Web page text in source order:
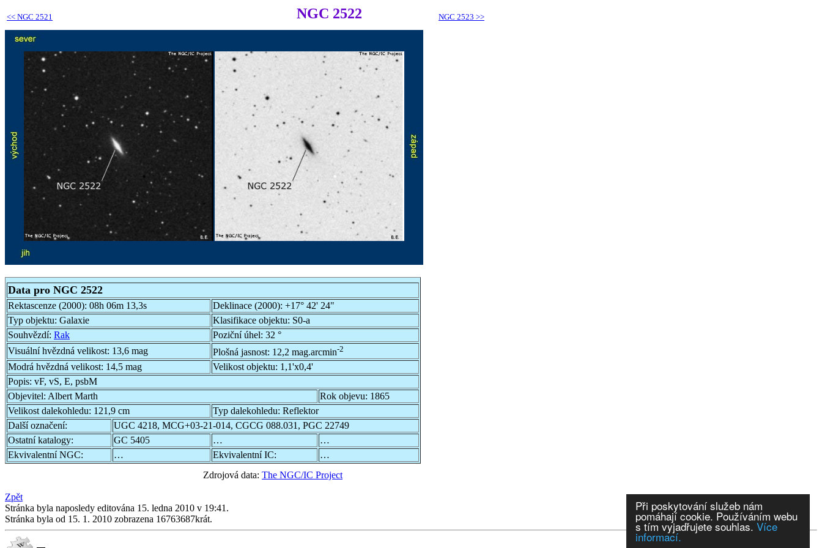
Při poskytování služeb nám
pomáhají cookie. Používáním webu
s tím vyjadřujete souhlas. Více
informací.
<< NGC 2521 NGC 2522 NGC 2523 >>
Data pro NGC 2522
Rektascenze (2000): 08h 06m 13,3s Deklinace (2000): +17° 42' 24"
Typ objektu: Galaxie Klasifikace objektu: S0-a
Souhvězdí: Rak Poziční úhel: 32 °
Visuální hvězdná velikost: 13,6 mag Plošná jasnost: 12,2 mag.arcmin-2
Modrá hvězdná velikost: 14,5 mag Velikost objektu: 1,1'x0,4'
Popis: vF, vS, E, psbM
Objevitel: Albert Marth Rok objevu: 1865
Velikost dalekohledu: 121,9 cm Typ dalekohledu: Reflektor
Další označení:
UGC 4218, MCG+03-21-014, CGCG 088.031, PGC 22749
Ostatní katalogy:
GC 5405 …
…
Ekvivalentní NGC:
… Ekvivalentní IC:
…
Zdrojová data: The NGC/IC Project
Zpět
Stránka byla naposledy editována 15. ledna 2010 v 19:41.
Stránka byla od 15. 1. 2010 zobrazena 16763687krát.